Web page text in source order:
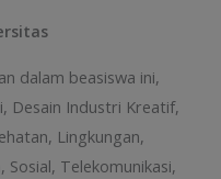
dalam beasiswa ini,
Desain Industri Kreatif,
Lingkungan,
Telekomunikasi,